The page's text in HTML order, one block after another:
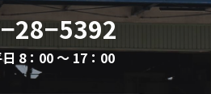
8：00 〜 17：00